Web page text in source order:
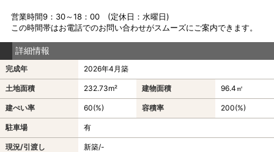
営業時間9：30～18：00 (定休日：水曜日)
この時間帯はお電話でのお問い合わせがスムーズにご案内できます。
詳細情報
完成年 2026年4月築
土地面積 232.73m² 建物面積 96.4㎡
建ぺい率 60(%) 容積率 200(%)
駐車場 有
現況/引渡し 新築/-